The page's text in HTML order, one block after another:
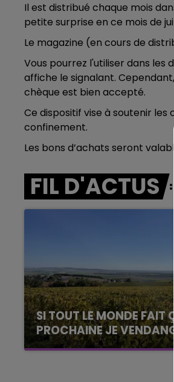
LE BEST OF
Il est distribué chaque mois
petite surprise en ce mois de
Le magazine (en cours de
Vous pourrez l'utiliser dans
affiche le signalant.
chèque est bien accepté.
Ce dispositif vise à soutenir
confinement.
Les bons d’achats seront
FIL D'ACTUS
SI TOUT LE MONDE FAIT
PROCHAINE JE
La vendange en
6 août dans la commune